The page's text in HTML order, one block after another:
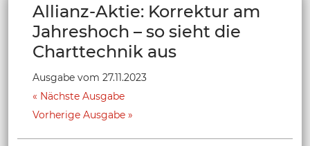
Allianz-Aktie: Korrektur am
Jahreshoch – so sieht die
Charttechnik aus
Ausgabe vom 27.11.2023
Nächste Ausgabe
Vorherige Ausgabe